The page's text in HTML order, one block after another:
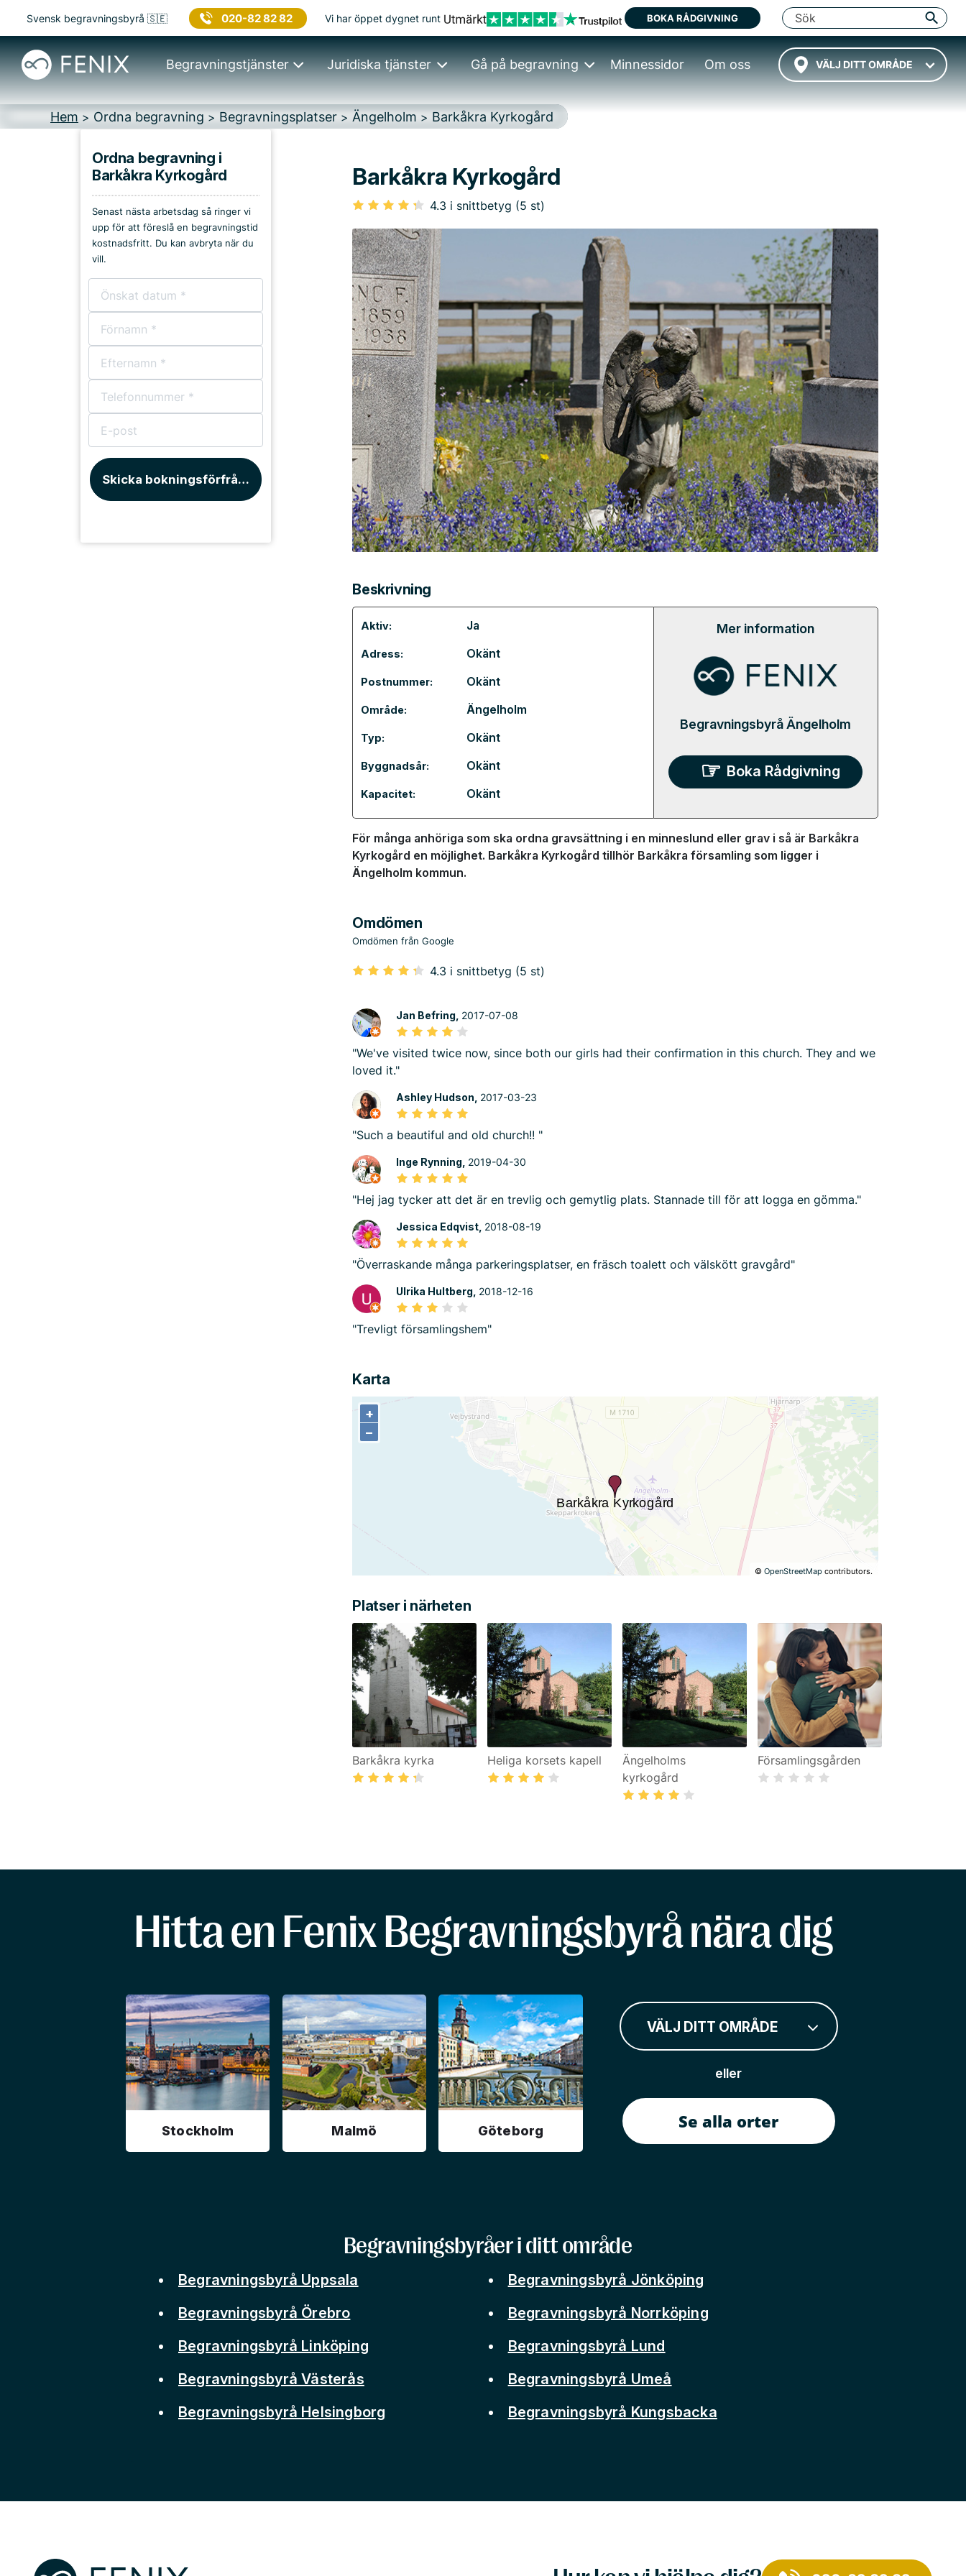
Svensk begravningsbyrå 🇸🇪 020-82 82 82 Vi har öppet dygnet runt BOKA RÅDGIVNING
VÄLJ DITT OMRÅDE
Begravningstjänster Juridiska tjänster Gå på begravning Minnessidor Om oss
Hem > Ordna begravning > Begravningsplatser > Ängelholm > Barkåkra Kyrkogård
Kyrkor & kapell
Begravningsplatser
Församlingshem
Bårhus
Ordna begravning i
Barkåkra Kyrkogård
Senast nästa arbetsdag så ringer vi
upp för att föreslå en begravningstid
kostnadsfritt. Du kan avbryta när du
vill.
Skicka bokningsförfrågan
Barkåkra Kyrkogård
4.3 i snittbetyg (5 st)
Beskrivning
Aktiv: Ja
Adress: Okänt
Postnummer: Okänt
Område: Ängelholm
Typ: Okänt
Byggnadsår: Okänt
Kapacitet: Okänt
Mer information
Begravningsbyrå Ängelholm
Boka Rådgivning
För många anhöriga som ska ordna gravsättning i en minneslund eller grav i så är Barkåkra
Kyrkogård en möjlighet. Barkåkra Kyrkogård tillhör Barkåkra församling som ligger i
Ängelholm kommun.
Omdömen
Omdömen från Google
4.3 i snittbetyg (5 st)
Jan Befring, 2017-07-08
"We've visited twice now, since both our girls had their confirmation in this church. They and we
loved it."
Ashley Hudson, 2017-03-23
"Such a beautiful and old church!! "
Inge Rynning, 2019-04-30
"Hej jag tycker att det är en trevlig och gemytlig plats. Stannade till för att logga en gömma."
Jessica Edqvist, 2018-08-19
"Överraskande många parkeringsplatser, en fräsch toalett och välskött gravgård"
Ulrika Hultberg, 2018-12-16
"Trevligt församlingshem"
Karta
+
−
©OpenStreetMap contributors.
+
−
Platser i närheten
Barkåkra kyrka Heliga korsets kapell
Ängelholms
kyrkogård
Församlingsgården
Hitta en Fenix Begravningsbyrå nära dig
Stockholm Malmö Göteborg
VÄLJ DITT OMRÅDE
eller
Se alla orter
Begravningsbyråer i ditt område
Begravningsbyrå Uppsala
Begravningsbyrå Örebro
Begravningsbyrå Linköping
Begravningsbyrå Västerås
Begravningsbyrå Helsingborg
Begravningsbyrå Jönköping
Begravningsbyrå Norrköping
Begravningsbyrå Lund
Begravningsbyrå Umeå
Begravningsbyrå Kungsbacka